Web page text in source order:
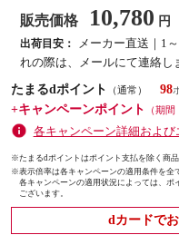
販売価格 10,780 円
出荷目安：
メーカー直送｜1
れの際は、メールにて連絡し
たまるdポイント
（通常）
98
+キャンペーンポイント
（期
各キャンペーン詳細および
※たまるdポイントはポイント支払を除く商品
※表示倍率は各キャンペーンの適用条件を全
各キャンペーンの適用状況によっては、
ございます。
dカードで